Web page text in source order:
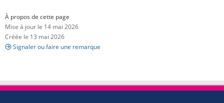
À propos de cette page
Mise à jour le 14 mai 2026
Créée le 13 mai 2026
Signaler ou faire une remarque